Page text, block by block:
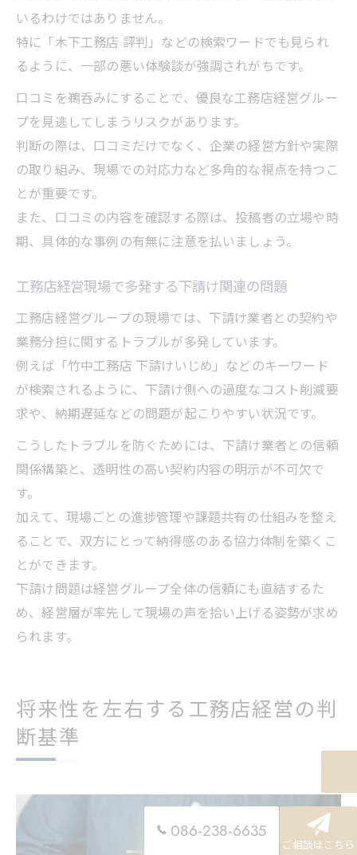
いるわけではありません。
特に「木下工務店 評判」などの検索ワードでも見られ
るように、一部の悪い体験談が強調されがちです。
口コミを鵜呑みにすることで、優良な工務店経営グルー
プを見逃してしまうリスクがあります。
判断の際は、口コミだけでなく、企業の経営方針や実際
の取り組み、現場での対応力など多角的な視点を持つこ
とが重要です。
また、口コミの内容を確認する際は、投稿者の立場や時
期、具体的な事例の有無に注意を払いましょう。
工務店経営現場で多発する下請け関連の問題
工務店経営グループの現場では、下請け業者との契約や
業務分担に関するトラブルが多発しています。
例えば「竹中工務店 下請けいじめ」などのキーワード
が検索されるように、下請け側への過度なコスト削減要
求や、納期遅延などの問題が起こりやすい状況です。
こうしたトラブルを防ぐためには、下請け業者との信頼
関係構築と、透明性の高い契約内容の明示が不可欠で
す。
加えて、現場ごとの進捗管理や課題共有の仕組みを整え
ることで、双方にとって納得感のある協力体制を築くこ
とができます。
下請け問題は経営グループ全体の信頼にも直結するた
め、経営層が率先して現場の声を拾い上げる姿勢が求め
られます。
将来性を左右する工務店経営の判
断基準
086-238-6635
ご相談はこちら